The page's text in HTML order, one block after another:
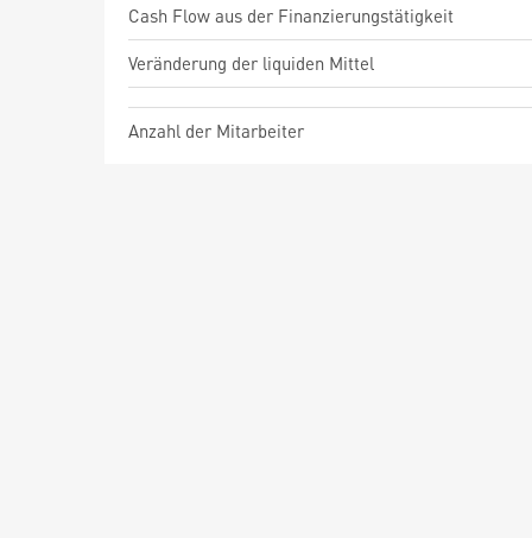
Cash Flow aus der Finanzierungstätigkeit
Veränderung der liquiden Mittel
Anzahl der Mitarbeiter